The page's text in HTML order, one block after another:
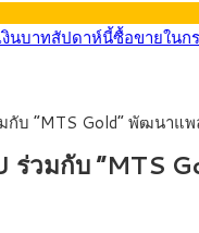
งินบาทสัปดาห์นี้ซื้อขายใน
ดเงินบาทสัปดาห์นี้
ลักการ ร่าง พ.ร.ฎ. เปิดท
บกรับผู้ป่วยบัตรทอง 87%
กับ “MTS Gold” พัฒนา
ร่วมกับ “MTS